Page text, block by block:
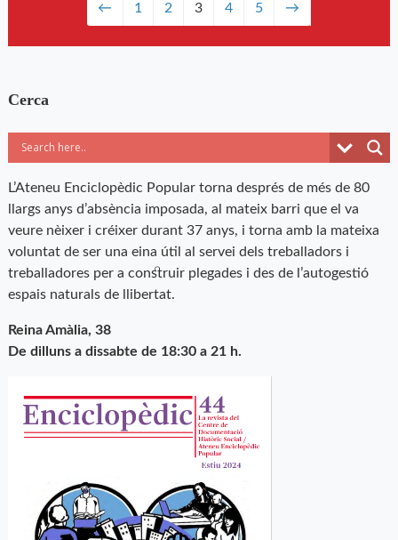
← 1 2 3 4 5 →
Cerca
L’Ateneu Enciclopèdic Popular torna després de més de 80
llargs anys d’absència imposada, al mateix barri que el va
veure nèixer i créixer durant 37 anys, i torna amb la mateixa
voluntat de ser una eina útil al servei dels treballadors i
treballadores per a construir plegades i des de l’autogestió
espais naturals de llibertat.
Reina Amàlia, 38
De dilluns a dissabte de 18:30 a 21 h.